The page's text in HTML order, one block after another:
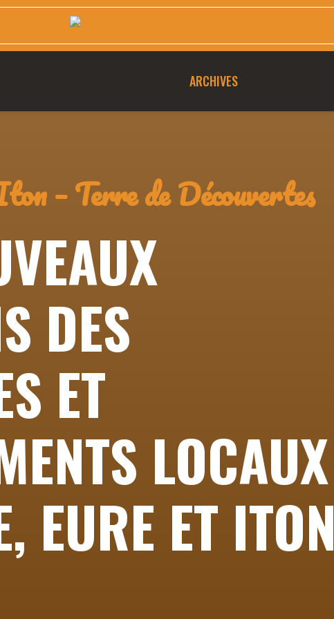
ARCHIVES
– Terre de Découvertes
DES
ET
LOCAUX
EURE ET ITON